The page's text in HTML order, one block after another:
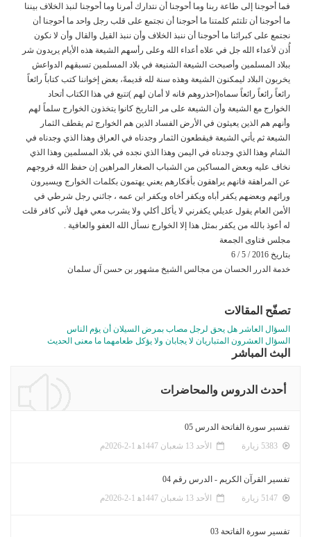
فما أحوجنا إلى طاعة ربنا وما أحوجنا أن نتدارك أمرنا وما أحوجنا لنبذ الخلاف بيننا
ما أحوجنا أن تلتئم كلمتنا ما أحوجنا أن نجتمع على قلب رجل واحد ما أحوجنا أن
نجتمع على كبرائنا ما أحوجنا أن ننبذ الخلاف وأن ننبذ القيل والقال وأن لا نكون
أُذن لأعداء الله جل في علاه أعداء الله وعلى رأسهم الشيعة هذه الأيام يريدون شر
ببلاد المسلمين وأصبحت الشيعة الشنيعة في بلاد المسلمين تسبقهم الدواعش
يخربون البلاد ليمكنون الشيعة وهذه سنة لله قديمةً، بعض إخواننا كتب كتاباً رائعاً
رائعاً رائعاً رائعاً سماه(احذروهم فانه لا أمان لهم )تتبع في هذا الكتاب أتحاد
الخوارج مع الشيعة وأن الشيعة على مر التاريخ كانوا يتخذون الخوارج سلماً لهم
وأنهم هم الذين يعيثون في الأرض الفساد الذين هم الخوارج ثم يقطف الثمار
الشيعة ثم يأتي الشيعة فيقطعون الثمار وجدناه في العراق وهذا الذي وجدناه في
الشام وهذا الذي وجدناه في اليمن وهذا الذي نجده في بلاد المسلمين وهذا الذي
نخاف عليه وبعض المساكين من الشباب الصغار المراهين إن حفظ الله فروجهم
عن المراهقة فانهم يراهقون بأفكارهم يعني يهتمون بكلمات الخوارج ويسيرون
ورائهم وبعضهم يكفر أباه ويكفر أخاه ويكفر ابن عمه ، جائني رجل شرطي في
الأمن العام يقول عديلي يكفرني لا يأكل أكلي ولا يشرب معي فهل لأني كافر قلت
له أعوذ بالله من يكفر بمثل هذا إلا الخوارج نسأل الله العفو والعافية .
مجلس فتاوى الجمعة
بتاريخ 2016 / 5 / 6
خدمة الدرر الحسان من مجالس الشيخ مشهور بن حسن آل سلمان
تصفّح المقالات
السؤال العاشر هل يحق لرجل مصاب بمرض السيلان أن يؤم الناس
السؤال العشرون المتباريان لا يجابان ولا يؤكل طعامهما ما معنى الحديث
البث المباشر
أحدث الدروس والمحاضرات
تفسير سورة الفاتحة الدرس 05
الأحد 13 شعبان 1447ﻫ 1-2-2026م
تفسير القرآن الكريم - الدرس رقم 04
الأحد 13 شعبان 1447ﻫ 1-2-2026م
تفسير سورة الفاتحة 03